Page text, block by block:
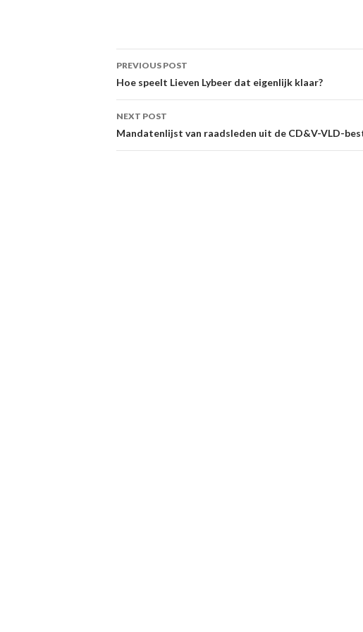
Post
navigation
PREVIOUS POST
Hoe speelt Lieven Lybeer dat eigenlijk klaar?
NEXT POST
Mandatenlijst van raadsleden uit de CD&V-VLD-